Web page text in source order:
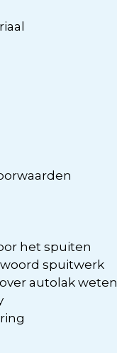
het spuiten
spuitwerk
autolak weten